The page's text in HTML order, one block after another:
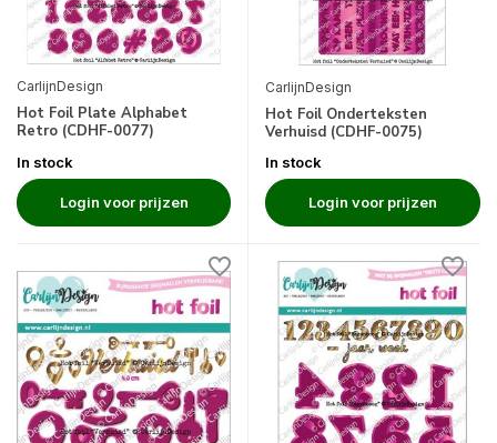
CarlijnDesign
Hot Foil Plate Alphabet
Retro (CDHF-0077)
In stock
Login voor prijzen
CarlijnDesign
Hot Foil Onderteksten
Verhuisd (CDHF-0075)
In stock
Login voor prijzen